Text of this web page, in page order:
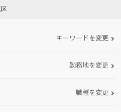
キーワードを変更
勤務地を変更
職種を変更